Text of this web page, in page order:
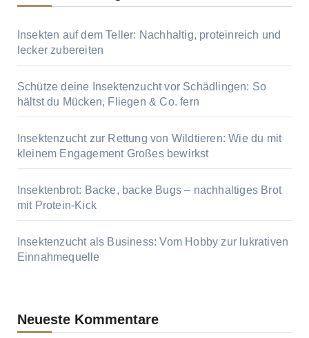
Insekten auf dem Teller: Nachhaltig, proteinreich und
lecker zubereiten
Schütze deine Insektenzucht vor Schädlingen: So
hältst du Mücken, Fliegen & Co. fern
Insektenzucht zur Rettung von Wildtieren: Wie du mit
kleinem Engagement Großes bewirkst
Insektenbrot: Backe, backe Bugs – nachhaltiges Brot
mit Protein-Kick
Insektenzucht als Business: Vom Hobby zur lukrativen
Einnahmequelle
Neueste Kommentare